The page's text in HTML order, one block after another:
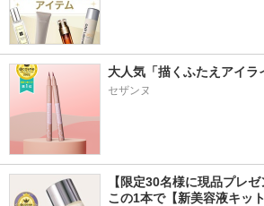
大人気「描くふたえアイラ
セザンヌ
【限定30名様に現品プレ
この1本で【新美容液キッ